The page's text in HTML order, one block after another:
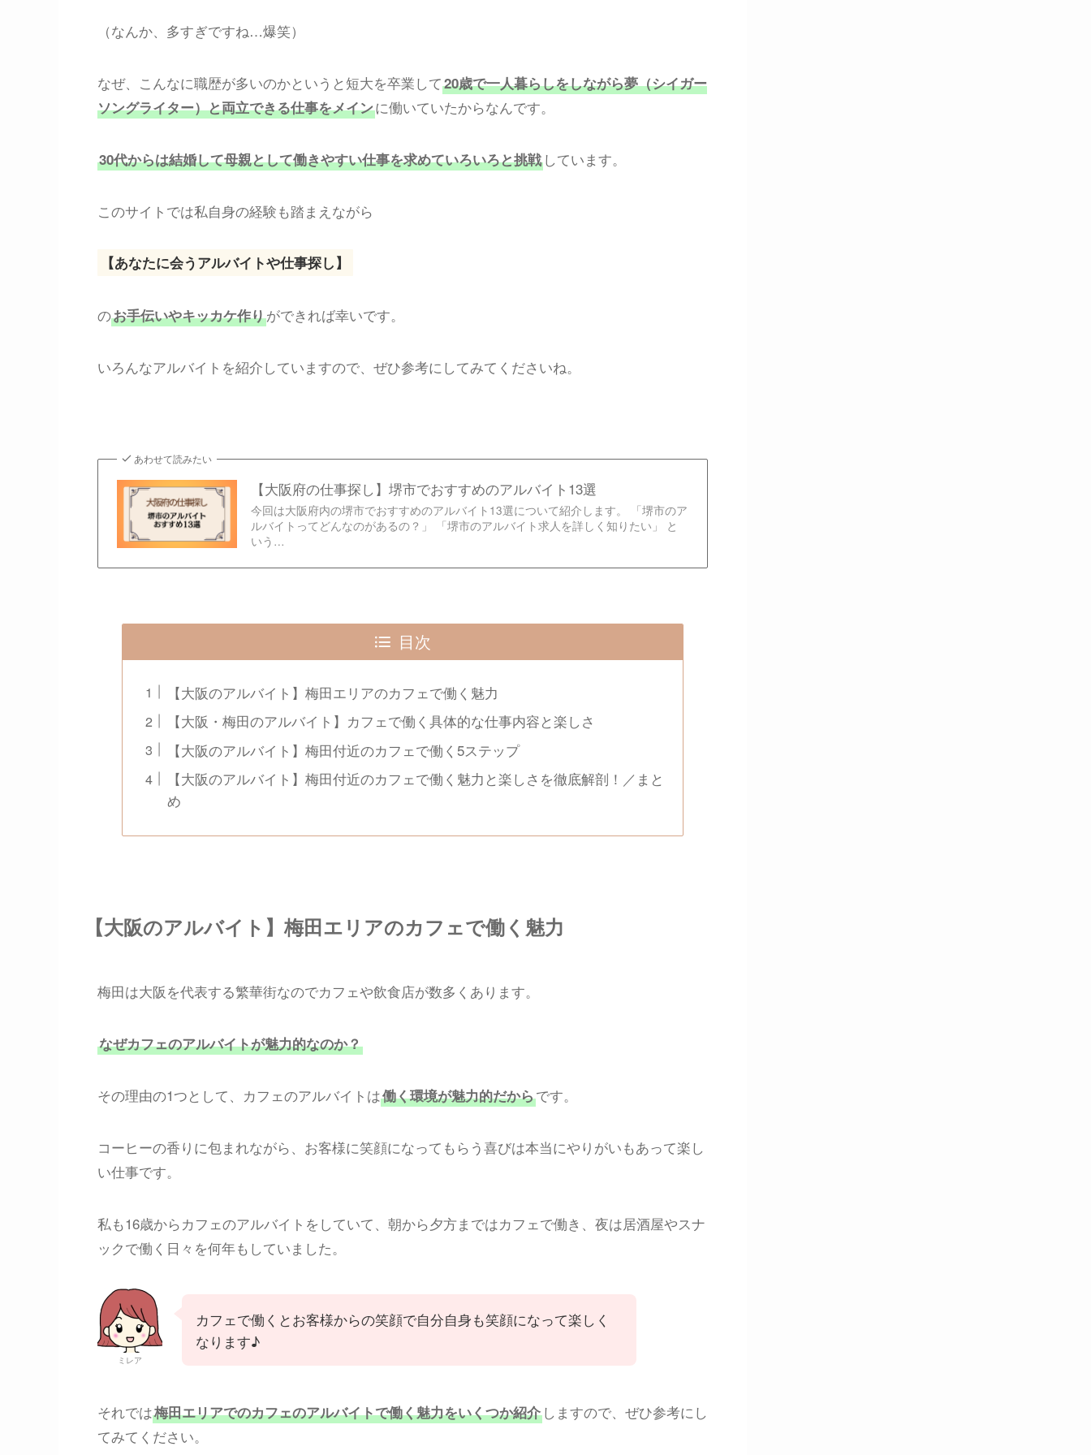
（なんか、多すぎですね…爆笑）
なぜ、こんなに職歴が多いのかというと短大を卒業して20歳で一人暮らしをしながら夢（シイガー
ソングライター）と両立できる仕事をメインに働いていたからなんです。
30代からは結婚して母親として働きやすい仕事を求めていろいろと挑戦 しています。
このサイトでは私自身の経験も踏まえながら
【あなたに会うアルバイトや仕事探し】
のお手伝いやキッカケ作りができれば幸いです。
いろんなアルバイトを紹介していますので、ぜひ参考にしてみてくださいね。
あわせて読みたい
【大阪府の仕事探し】堺市でおすすめのアルバイト13選
今回は大阪府内の堺市でおすすめのアルバイト13選について紹介します。 「堺市のア
ルバイトってどんなのがあるの？」 「堺市のアルバイト求人を詳しく知りたい」 と
いう…
目次
【大阪のアルバイト】梅田エリアのカフェで働く魅力
【大阪・梅田のアルバイト】カフェで働く具体的な仕事内容と楽しさ
【大阪のアルバイト】梅田付近のカフェで働く5ステップ
【大阪のアルバイト】梅田付近のカフェで働く魅力と楽しさを徹底解剖！／まと
め
【大阪のアルバイト】梅田エリアのカフェで働く魅力
梅田は大阪を代表する繁華街なのでカフェや飲食店が数多くあります。
なぜカフェのアルバイトが魅力的なのか？
その理由の1つとして、カフェのアルバイトは働く環境が魅力的だからです。
コーヒーの香りに包まれながら、お客様に笑顔になってもらう喜びは本当にやりがいもあって楽し
い仕事です。
私も16歳からカフェのアルバイトをしていて、朝から夕方まではカフェで働き、夜は居酒屋やスナ
ックで働く日々を何年もしていました。
ミレア
カフェで働くとお客様からの笑顔で自分自身も笑顔になって楽しく
なります♪
それでは梅田エリアでのカフェのアルバイトで働く魅力をいくつか紹介 しますので、ぜひ参考にし
てみてください。